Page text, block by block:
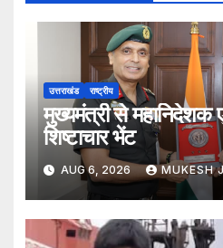
उत्तराखंड राष्ट्रीय
मुख्यमंत्री से महानिदेशक
शिष्टाचार भेंट
AUG 6, 2026 MUKESH